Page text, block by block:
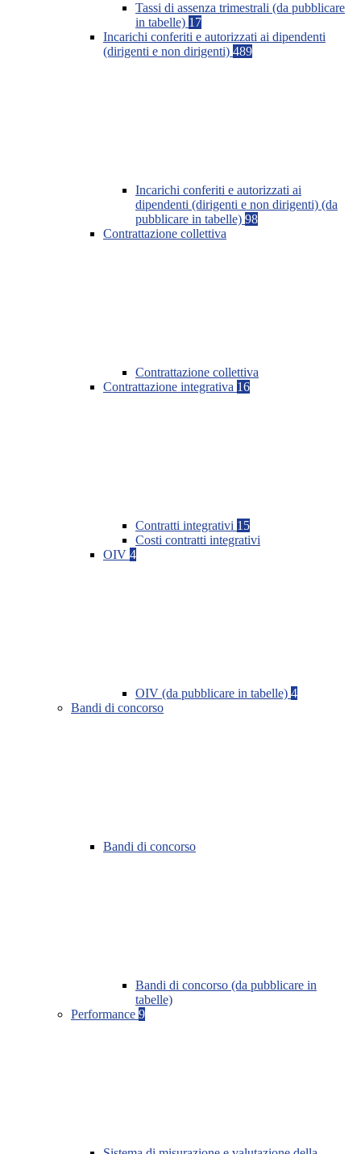
Tassi di assenza trimestrali (da pubblicare
in tabelle) 17
Incarichi conferiti e autorizzati ai dipendenti
(dirigenti e non dirigenti) 489
Incarichi conferiti e autorizzati ai
dipendenti (dirigenti e non dirigenti) (da
pubblicare in tabelle) 98
Contrattazione collettiva
Contrattazione collettiva
Contrattazione integrativa 16
Contratti integrativi 15
Costi contratti integrativi
OIV 4
OIV (da pubblicare in tabelle) 4
Bandi di concorso
Bandi di concorso
Bandi di concorso (da pubblicare in
tabelle)
Performance 9